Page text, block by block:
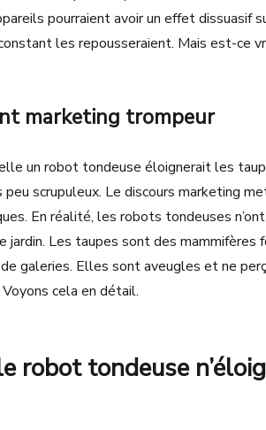
pourraient avoir un effet dissuasif
les repousseraient. Mais est-ce
marketing trompeur
un robot tondeuse éloignerait les
peu scrupuleux. Le discours marketing
En réalité, les robots tondeuses
jardin. Les taupes sont des
galeries. Elles sont aveugles et ne
cela en détail.
robot tondeuse